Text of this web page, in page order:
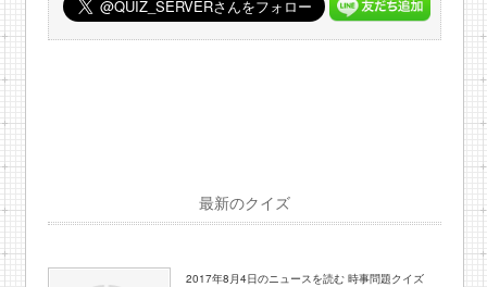
最新のクイズ
2017年8月4日のニュースを読む 時事問題クイズ